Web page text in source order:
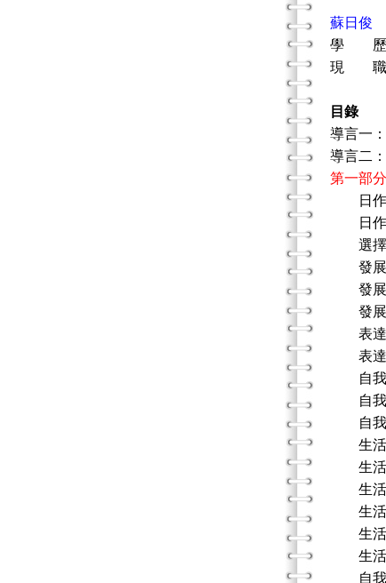
蘇日俊
學 歷：
現 職：
目錄
導言一
導言二
第一部
日作
日作
選擇
發展
發展
發展
表達
表達
自我
自我
自我
生活
生活
生活
生活
生活
生活
自我